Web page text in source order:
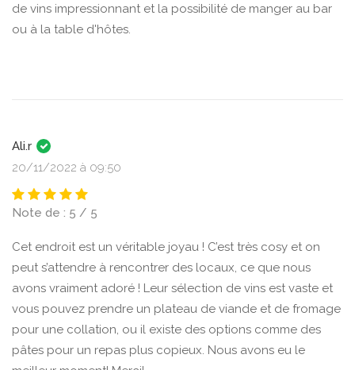
de vins impressionnant et la possibilité de manger au bar
ou à la table d'hôtes.
Ali.r
20/11/2022 à 09:50
Note de : 5 / 5
Cet endroit est un véritable joyau ! C’est très cosy et on
peut s’attendre à rencontrer des locaux, ce que nous
avons vraiment adoré ! Leur sélection de vins est vaste et
vous pouvez prendre un plateau de viande et de fromage
pour une collation, ou il existe des options comme des
pâtes pour un repas plus copieux. Nous avons eu le